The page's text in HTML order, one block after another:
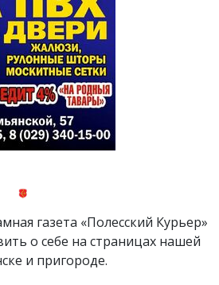
газета «Полесский Курьер»
о себе на страницах нашей
и пригороде.